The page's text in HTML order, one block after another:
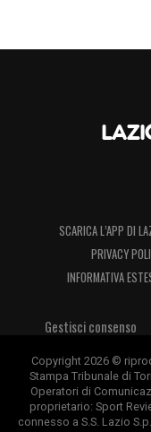
SCARICA L’APP DI
PRIVACY
INFORMATIVA
Gestisci consenso
Copyright 2026 ©
Stampa Tribunale di
Operatori di
proprietario: Sport
connesso a S.S. Lazio